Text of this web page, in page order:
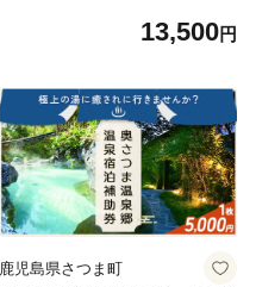
ま市 和菓子 菓子 お茶請け お
13,500円
鹿児島県さつま町